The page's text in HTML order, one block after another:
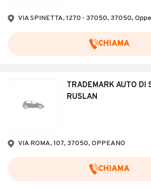
VIA SPINETTA, 1270 - 37050, 37050,
CHIAMA
TRADEMARK AUTO DI
RUSLAN
VIA ROMA, 107, 37050, OPPEANO
CHIAMA